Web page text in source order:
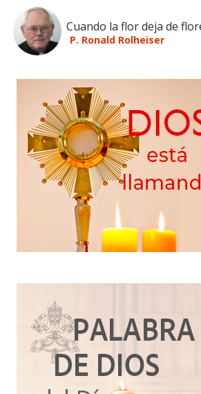
Cuando la flor deja de
P. Ronald Rolheiser